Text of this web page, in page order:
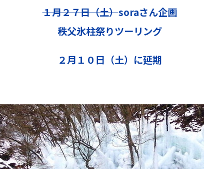
１月２７日（土）soraさん企画
秩父氷柱祭りツーリング
２月１０日（土）に延期